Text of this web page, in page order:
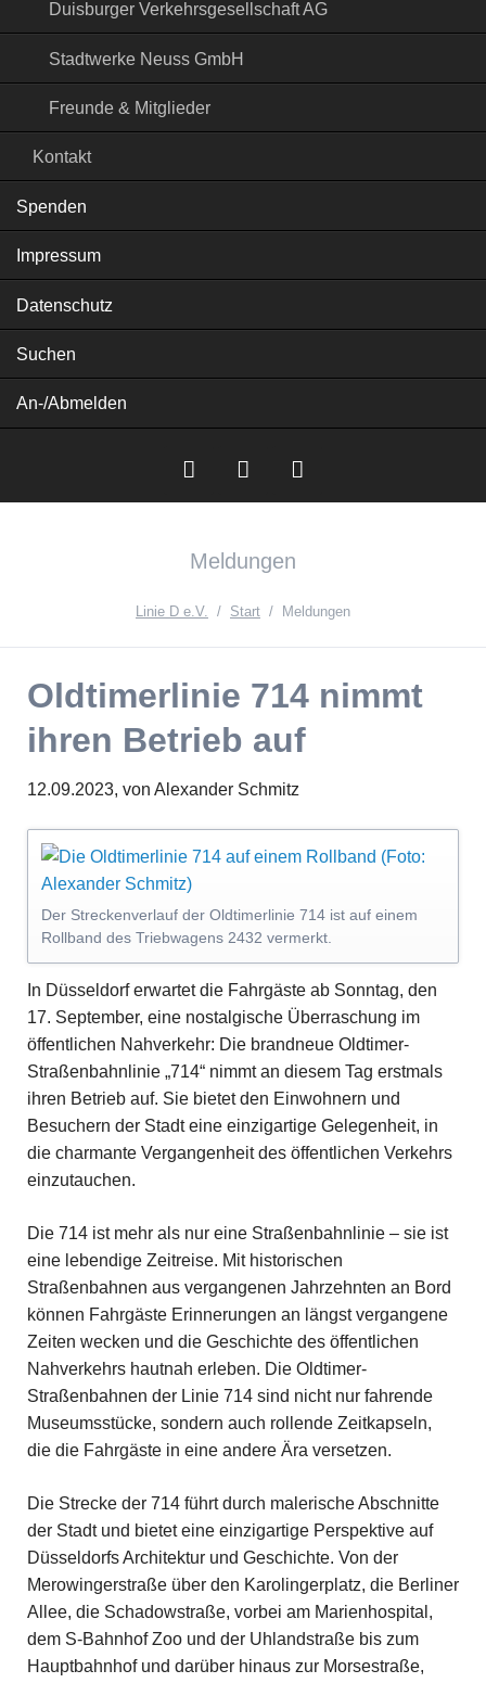
Duisburger Verkehrsgesellschaft AG
Stadtwerke Neuss GmbH
Freunde & Mitglieder
Kontakt
Spenden
Impressum
Datenschutz
Suchen
An-/Abmelden
InstagramFacebookEnglish
deutschen
Meldungen
Linie D e.V. Start Meldungen
Oldtimerlinie 714 nimmt
ihren Betrieb auf
12.09.2023, von Alexander Schmitz
Der Streckenverlauf der Oldtimerlinie 714 ist auf einem
Rollband des Triebwagens 2432 vermerkt.
In Düsseldorf erwartet die Fahrgäste ab Sonntag, den
17. September, eine nostalgische Überraschung im
öffentlichen Nahverkehr: Die brandneue Oldtimer-
Straßenbahnlinie „714“ nimmt an diesem Tag erstmals
ihren Betrieb auf. Sie bietet den Einwohnern und
Besuchern der Stadt eine einzigartige Gelegenheit, in
die charmante Vergangenheit des öffentlichen Verkehrs
einzutauchen.
Die 714 ist mehr als nur eine Straßenbahnlinie – sie ist
eine lebendige Zeitreise. Mit historischen
Straßenbahnen aus vergangenen Jahrzehnten an Bord
können Fahrgäste Erinnerungen an längst vergangene
Zeiten wecken und die Geschichte des öffentlichen
Nahverkehrs hautnah erleben. Die Oldtimer-
Straßenbahnen der Linie 714 sind nicht nur fahrende
Museumsstücke, sondern auch rollende Zeitkapseln,
die die Fahrgäste in eine andere Ära versetzen.
Die Strecke der 714 führt durch malerische Abschnitte
der Stadt und bietet eine einzigartige Perspektive auf
Düsseldorfs Architektur und Geschichte. Von der
Merowingerstraße über den Karolingerplatz, die Berliner
Allee, die Schadowstraße, vorbei am Marienhospital,
dem S-Bahnhof Zoo und der Uhlandstraße bis zum
Hauptbahnhof und darüber hinaus zur Morsestraße,